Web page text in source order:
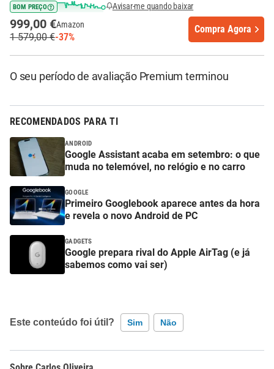
BOM PREÇO Avisar-me quando baixar
999,00 €Amazon
1 579,00 €-37%
Compra Agora
O seu período de avaliação Premium terminou
RECOMENDADOS PARA TI
ANDROID
Google Assistant acaba em setembro: o que
muda no telemóvel, no relógio e no carro
GOOGLE
Primeiro Googlebook aparece antes da hora
e revela o novo Android de PC
GADGETS
Google prepara rival do Apple AirTag (e já
sabemos como vai ser)
Este conteúdo foi útil? Sim Não
Este conteúdo contém informação incorreta